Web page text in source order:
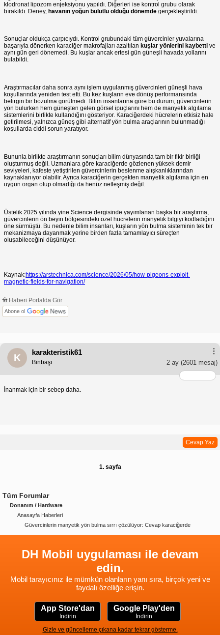
klodronat lipozom enjeksiyonu yapıldı. Diğerleri ise kontrol grubu olarak
bırakıldı. Deney, havanın yoğun bulutlu olduğu dönemde gerçekleştirildi.
Sonuçlar oldukça çarpıcıydı. Kontrol grubundaki tüm güvercinler yuvalarına
başarıyla dönerken karaciğer makrofajları azaltılan kuşlar yönlerini kaybetti ve
aynı gün geri dönemedi. Bu kuşlar ancak ertesi gün güneşli havada yollarını
bulabildi.
Araştırmacılar daha sonra aynı işlem uygulanmış güvercinleri güneşli hava
koşullarında yeniden test etti. Bu kez kuşların eve dönüş performansında
belirgin bir bozulma görülmedi. Bilim insanlarına göre bu durum, güvercinlerin
yön bulurken hem güneşten gelen görsel ipuçlarını hem de manyetik algılama
sistemlerini birlikte kullandığını gösteriyor. Karaciğerdeki hücrelerin etkisiz hale
getirilmesi, yalnızca güneş gibi alternatif yön bulma araçlarının bulunmadığı
koşullarda ciddi sorun yaratıyor.
Bununla birlikte araştırmanın sonuçları bilim dünyasında tam bir fikir birliği
oluşturmuş değil. Uzmanlara göre karaciğerde gözlenen yüksek demir
seviyeleri, kafeste yetiştirilen güvercinlerin beslenme alışkanlıklarından
kaynaklanıyor olabilir. Ayrıca karaciğerin gerçekten manyetik algılama için en
uygun organ olup olmadığı da henüz netleşmiş değil.
Üstelik 2025 yılında yine Science dergisinde yayımlanan başka bir araştırma,
güvercinlerin ön beyin bölgesindeki özel hücrelerin manyetik bilgiyi kodladığını
öne sürmüştü. Bu nedenle bilim insanları, kuşların yön bulma sisteminin tek bir
mekanizmaya dayanmak yerine birden fazla tamamlayıcı süreçten
oluşabileceğini düşünüyor.
Kaynak:https://arstechnica.com/science/2026/05/how-pigeons-exploit-
magnetic-fields-for-navigation/
Haberi Portalda Gör
Abone ol
K
karakteristik61
2 ay (2601 mesaj)
Binbaşı
İnanmak için bir sebep daha.
Cevap Yaz
1. sayfa
Tüm Forumlar
Donanım / Hardware
Anasayfa Haberleri
Güvercinlerin manyetik yön bulma sırrı çözülüyor: Cevap karaciğerde
DH Mobil uygulaması ile devam
edin.
Mobil tarayıcınız ile mümkün olanların yanı sıra, birçok yeni ve
faydalı özelliğe erişin.
App Store'dan
İndirin
Google Play'den
İndirin
Gizle ve güncelleme çıkana kadar tekrar gösterme.